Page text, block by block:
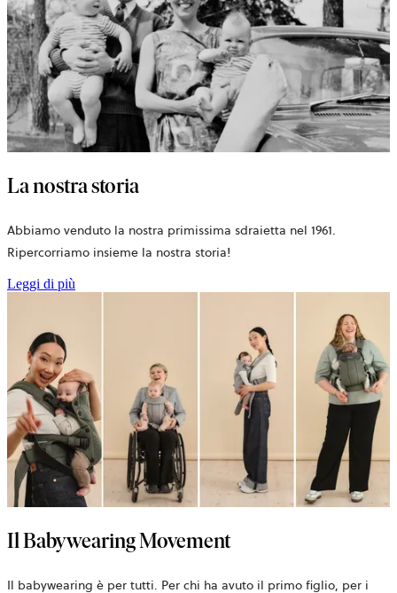
La nostra storia
Abbiamo venduto la nostra primissima sdraietta nel 1961.
Ripercorriamo insieme la nostra storia!
Leggi di più
Il Babywearing Movement
Il babywearing è per tutti. Per chi ha avuto il primo figlio, per i